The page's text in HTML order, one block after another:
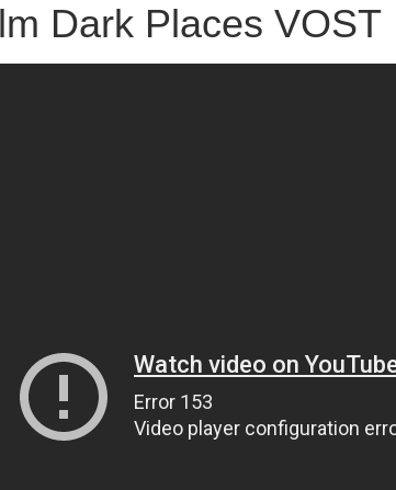
Dark Places VOST